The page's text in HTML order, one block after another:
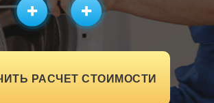
РАСЧЕТ СТОИМОСТИ